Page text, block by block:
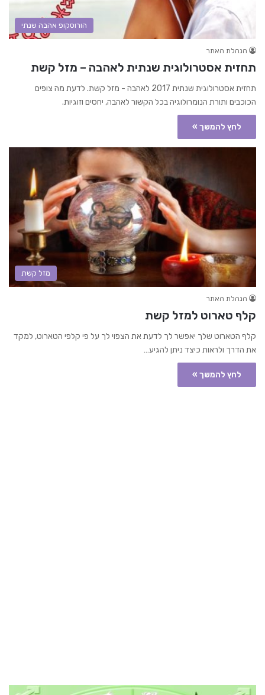
הורוסקופ אהבה שנתי
הנהלת האתר
תחזית אסטרולוגית שנתית לאהבה – מזל קשת
תחזית אסטרולוגית שנתית 2017 לאהבה - מזל קשת. לדעת מה צופים
הכוכבים ותורת הנומרולוגיה בכל הקשור לאהבה, יחסים וזוגיות.
לחץ להמשך »
מזל קשת
הנהלת האתר
קלף טארוט למזל קשת
קלף הטארוט שלך יאפשר לך לדעת את הצפוי לך על פי קלפי הטארוט, למקד
את הדרך ולראות כיצד ניתן להגיע…
לחץ להמשך »